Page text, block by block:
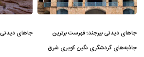
جاهای دیدنی بیرجند؛ فهرست برترین
جاذبه‌های گردشگری نگین کویری شرق
جاهای